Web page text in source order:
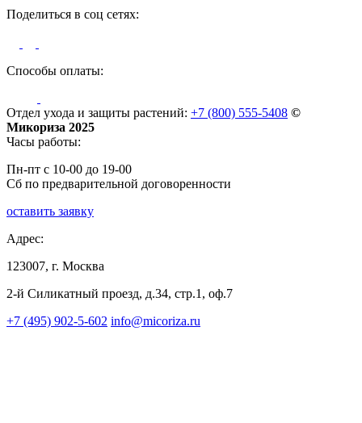
Поделиться в соц сетях:
Способы оплаты:
Отдел ухода и защиты растений: +7 (800) 555-5408 ©
Микориза 2025
Часы работы:
Пн-пт с 10-00 до 19-00
Сб по предварительной договоренности
оставить заявку
Адрес:
123007, г. Москва
2-й Силикатный проезд, д.34, стр.1, оф.7
+7 (495) 902-5-602 info@micoriza.ru